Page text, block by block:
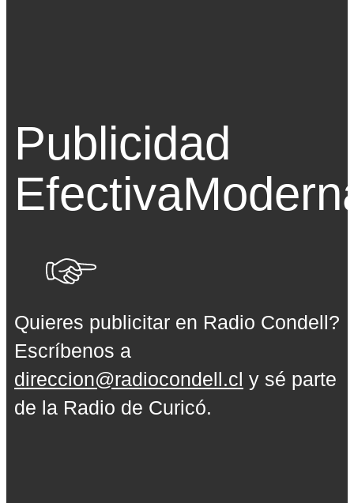
Publicidad
Efectiva
Quieres publicitar en Radio Condell?
Escríbenos a
direccion@radiocondell.cl y sé parte
de la Radio de Curicó.